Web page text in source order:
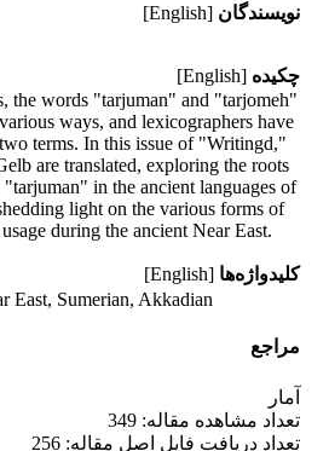
نویسندگان [English]
چکیده [English]
the words "tarjuman" and "tarjomeh"
ways, and lexicographers have
terms. In this issue of "Writingd,"
are translated, exploring the roots
in the ancient languages of
light on the various forms of
during the ancient Near East.
کلیدواژه‌ها [English]
East, Sumerian, Akkadian
مراجع
آمار
تعداد مشاهده مقاله: 349
تعداد دریافت فایل اصل مقاله: 256